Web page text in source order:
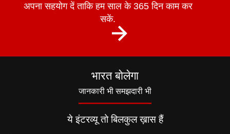
अपना सहयोग दें ताकि हम साल के 365 दिन काम कर
सकें.
भारत बोलेगा
जानकारी भी समझदारी भी
ये इंटरव्यू तो बिलकुल ख़ास हैं